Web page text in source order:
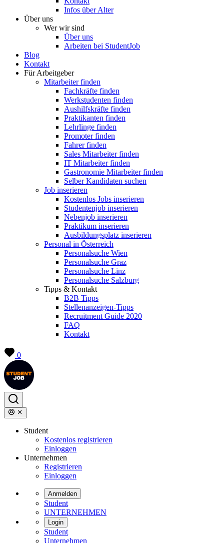
Infos über Alter
Über uns
Wer wir sind
Über uns
Arbeiten bei StudentJob
Blog
Kontakt
Für Arbeitgeber
Mitarbeiter finden
Fachkräfte finden
Werkstudenten finden
Aushilfskräfte finden
Praktikanten finden
Lehrlinge finden
Promoter finden
Fahrer finden
Sales Mitarbeiter finden
IT Mitarbeiter finden
Gastronomie Mitarbeiter finden
Selber Kandidaten suchen
Job inserieren
Kostenlos Jobs inserieren
Studentenjob inserieren
Nebenjob inserieren
Praktikum inserieren
Ausbildungsplatz inserieren
Personal in Österreich
Personalsuche Wien
Personalsuche Graz
Personalsuche Linz
Personalsuche Salzburg
Tipps & Kontakt
B2B Tipps
Stellenanzeigen-Tipps
Recruitment Guide 2020
FAQ
Kontakt
0
Student
Kostenlos registrieren
Einloggen
Unternehmen
Registrieren
Einloggen
Anmelden
Student
UNTERNEHMEN
Login
Student
Unternehmen